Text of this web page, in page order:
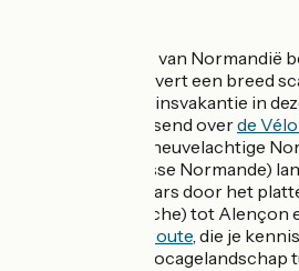
Het fietsnetwerk van Normandië
spoorlijnen en levert een breed
een heerlijke gezinsvakantie in
omgeving. Al fietsend overde
doorkruis je het heuvelachtige
Zwitserland (Suisse Normande)
rivier Orne of dwars door het
sur-Huisne (Perche) tot Alençon
Véloscénie fietsroute, die je
Normandische